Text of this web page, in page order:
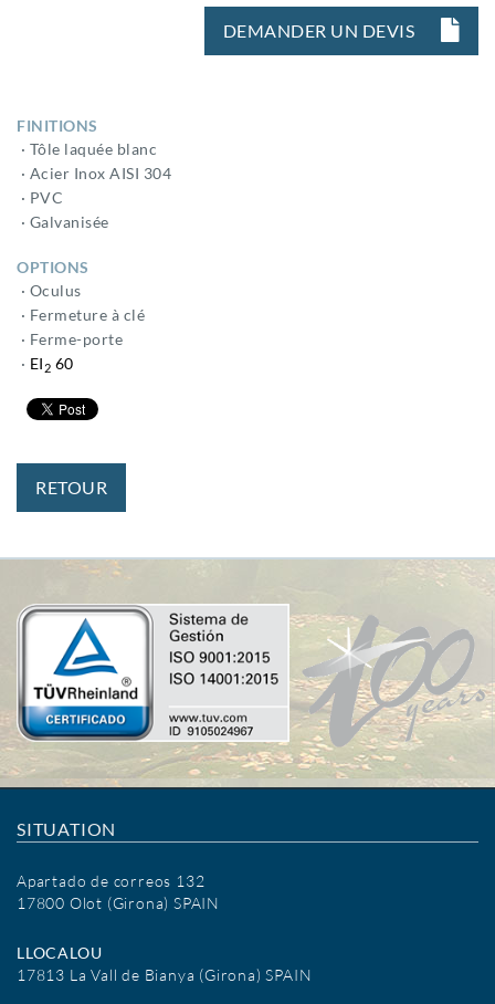
DEMANDER UN DEVIS
FINITIONS
· Tôle laquée blanc
· Acier Inox AISI 304
· PVC
· Galvanisée
OPTIONS
· Oculus
· Fermeture à clé
· Ferme-porte
· EI 2 60
RETOUR
SITUATION
Apartado de correos 132
17800 Olot (Girona) SPAIN
LLOCALOU
17813 La Vall de Bianya (Girona) SPAIN